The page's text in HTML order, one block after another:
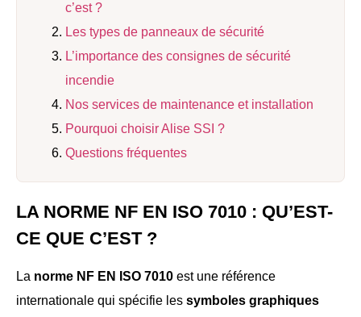
c’est ?
Les types de panneaux de sécurité
L’importance des consignes de sécurité
incendie
Nos services de maintenance et installation
Pourquoi choisir Alise SSI ?
Questions fréquentes
LA NORME NF EN ISO 7010 : QU’EST-
CE QUE C’EST ?
La norme NF EN ISO 7010 est une référence
internationale qui spécifie les symboles graphiques